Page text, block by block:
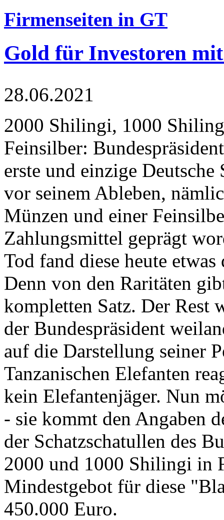
Firmenseiten in GT
Gold für Investoren
28.06.2021
2000 Shilingi, 1000
Feinsilber:
erste und einzige Deutsche
vor seinem Ableben,
Münzen und einer
Zahlungsmittel geprägt
Tod fand diese heute
Denn von den Raritäten
kompletten Satz. Der Rest
der Bundespräsident
auf die Darstellung seiner
Tanzanischen Elefanten
kein Elefantenjäger. Nun
- sie kommt den Angaben
der Schatzschatullen des
2000 und 1000 Shilingi in
Mindestgebot für diese
450.000 Euro.